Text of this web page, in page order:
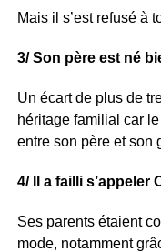
Mais il s’est refusé à
3/ Son père est né
Un écart de plus de
héritage familial car
entre son père et son
4/ Il a failli s’appeler
Ses parents étaient
mode, notamment